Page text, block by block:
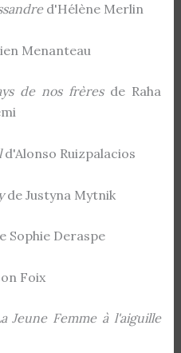
d'Hélène Merlin
Menanteau
de nos frèresde Raha
d'Alonso Ruizpalacios
de Justyna Mytnik
Sophie Deraspe
Foix
Jeune Femme à l'aiguille